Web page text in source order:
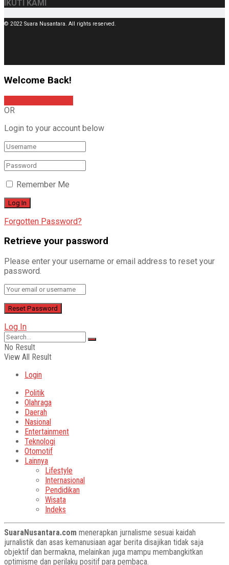
IKUTI KAMI
© 2022 Suara Nusantara. All rights reserved.
Welcome Back!
OR
Login to your account below
Remember Me
Forgotten Password?
Retrieve your password
Please enter your username or email address to reset your
password.
Log In
No Result
View All Result
Login
Politik
Olahraga
Daerah
Nasional
Entertainment
Teknologi
Otomotif
Lainnya
Lifestyle
Internasional
Pendidikan
Wisata
Indeks
SuaraNusantara.com menerapkan jurnalisme sesuai kaidah
jurnalistik dan asas kemanusiaan agar berita disajikan tidak saja
objektif dan bermakna, melainkan juga mampu membangkitkan
optimisme dan perilaku positif para pembaca.